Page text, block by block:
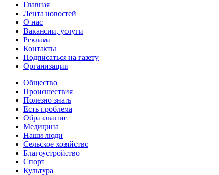
Главная
Лента новостей
О нас
Вакансии, услуги
Реклама
Контакты
Подписаться на газету
Организации
Общество
Происшествия
Полезно знать
Есть проблема
Образование
Медицина
Наши люди
Сельское хозяйство
Благоустройство
Спорт
Культура